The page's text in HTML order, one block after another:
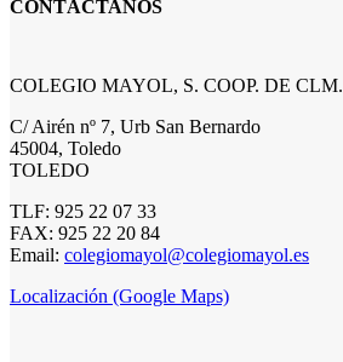
CONTÁCTANOS
COLEGIO MAYOL, S. COOP. DE CLM.
C/ Airén nº 7, Urb San Bernardo
45004, Toledo
TOLEDO
TLF: 925 22 07 33
FAX: 925 22 20 84
Email: colegiomayol@colegiomayol.es
Localización (Google Maps)